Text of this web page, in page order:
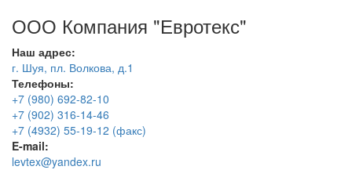
ООО Компания "Евротекс"
Наш адрес:
г. Шуя, пл. Волкова, д.1
Телефоны:
+7 (980) 692-82-10
+7 (902) 316-14-46
+7 (4932) 55-19-12 (факс)
E-mail:
levtex@yandex.ru